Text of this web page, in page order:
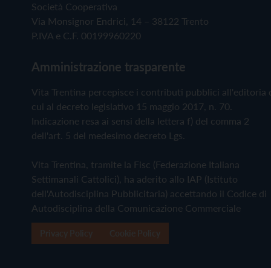
Società Cooperativa
Via Monsignor Endrici, 14 – 38122 Trento
P.IVA e C.F. 00199960220
Amministrazione trasparente
Vita Trentina percepisce i contributi pubblici all'editoria
cui al decreto legislativo 15 maggio 2017, n. 70.
Indicazione resa ai sensi della lettera f) del comma 2
dell'art. 5 del medesimo decreto Lgs.
Vita Trentina, tramite la Fisc (Federazione Italiana
Settimanali Cattolici), ha aderito allo IAP (Istituto
dell'Autodisciplina Pubblicitaria) accettando il Codice di
Autodisciplina della Comunicazione Commerciale